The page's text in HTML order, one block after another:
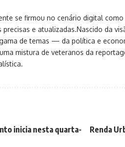
se firmou no cenário digital
e atualizadas.Nascido da
de temas — da política e
mistura de veteranos da
inicia nesta quarta-
Renda